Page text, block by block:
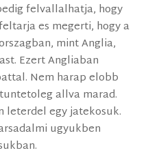
felvallalhatja, hogy
es megerti, hogy a
mint Anglia,
Ezert Angliaban
Nem harap elobb
allva marad.
leterdel egy jatekosuk.
ugyukben